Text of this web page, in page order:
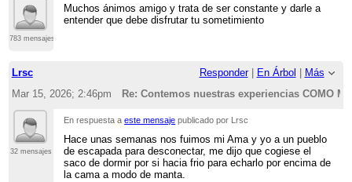
783 mensajes
Muchos ánimos amigo y trata de ser constante y darle a
entender que debe disfrutar tu sometimiento
Lrsc Responder| En Árbol
Más
Mar 15, 2026; 2:46pm
Re: Contemos nuestras experiencias COMO
32 mensajes
En respuesta aeste mensaje publicado por Lrsc
Hace unas semanas nos fuimos mi Ama y yo a un pueblo
de escapada para desconectar, me dijo que cogiese el
saco de dormir por si hacia frio para echarlo por encima de
la cama a modo de manta.